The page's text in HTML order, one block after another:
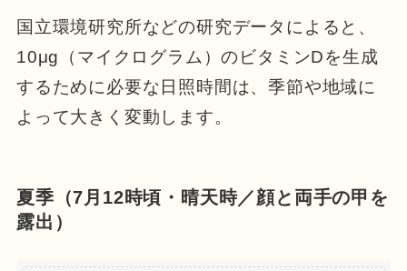
国立環境研究所などの研究データによると、
10μg（マイクログラム）のビタミンDを生成
するために必要な日照時間は、季節や地域に
よって大きく変動します。
夏季（7月12時頃・晴天時／顔と両手の甲を
露出）